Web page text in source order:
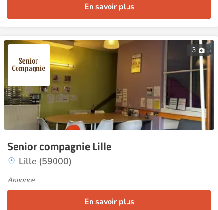
En savoir plus
3
Senior compagnie Lille
Lille (59000)
Annonce
En savoir plus